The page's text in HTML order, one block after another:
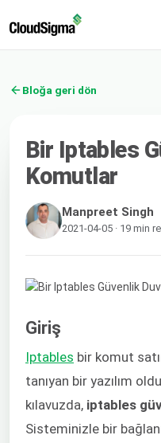
Bloğa geri dön
Bir Iptables
Komutlar
Manpreet Singh
2021-04-05 · 19 min
Giriş
Iptables bir komut
tanıyan bir yazılım
kılavuzda, ​ iptables​
Sisteminizle bir